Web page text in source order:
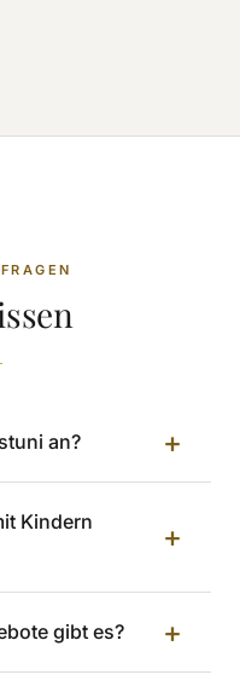
an? +
Kindern
+
gibt es? +